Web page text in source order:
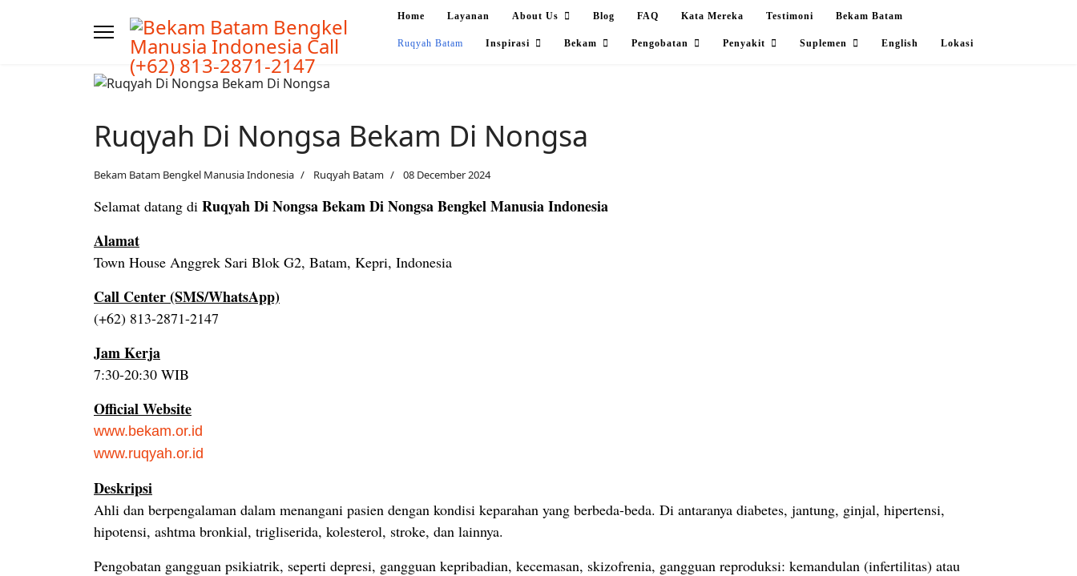
Home Layanan About Us Blog FAQ Kata Mereka Testimoni Bekam Batam
Ruqyah Batam Inspirasi Bekam Pengobatan Penyakit Suplemen English Lokasi
Ruqyah Di Nongsa Bekam Di Nongsa
Bekam Batam Bengkel Manusia Indonesia Ruqyah Batam 08 December 2024
Selamat datang di Ruqyah Di Nongsa Bekam Di Nongsa Bengkel Manusia Indonesia
Alamat
Town House Anggrek Sari Blok G2, Batam, Kepri, Indonesia
Call Center (SMS/WhatsApp)
(+62) 813-2871-2147
Jam Kerja
7:30-20:30 WIB
Official Website
www.bekam.or.id
www.ruqyah.or.id
Deskripsi
Ahli dan berpengalaman dalam menangani pasien dengan kondisi keparahan yang berbeda-beda. Di antaranya diabetes, jantung, ginjal, hipertensi,
hipotensi, ashtma bronkial, trigliserida, kolesterol, stroke, dan lainnya.
Pengobatan gangguan psikiatrik, seperti depresi, gangguan kepribadian, kecemasan, skizofrenia, gangguan reproduksi: kemandulan (infertilitas) atau